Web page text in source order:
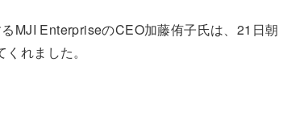
MJI EnterpriseのCEO加藤侑子氏は、21日朝
れました。